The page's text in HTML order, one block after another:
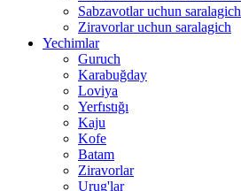
Sabzavotlar uchun saralagich
Ziravorlar uchun saralagich
Yechimlar
Guruch
Karabuğday
Loviya
Yerfıstığı
Kaju
Kofe
Batam
Ziravorlar
Urug'lar